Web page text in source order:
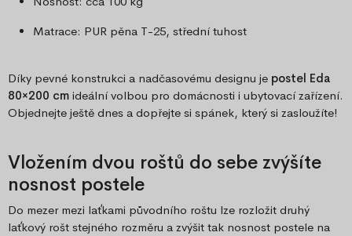
Matrace: PUR pěna T-25, střední tuhost
Díky pevné konstrukci a nadčasovému designu je postel Eda
80×200 cm ideální volbou pro domácnosti i ubytovací zařízení.
Objednejte ještě dnes a dopřejte si spánek, který si zasloužíte!
Vložením dvou roštů do sebe zvýšíte
nosnost postele
Do mezer mezi laťkami původního roštu lze rozložit druhý
laťkový rošt stejného rozměru a zvýšit tak nosnost postele na